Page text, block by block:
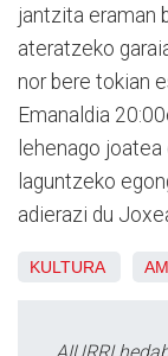
jantzita eraman
ateratzeko
nor bere tokian
Emanaldia
lehenago
laguntzeko
adierazi du
KULTURA